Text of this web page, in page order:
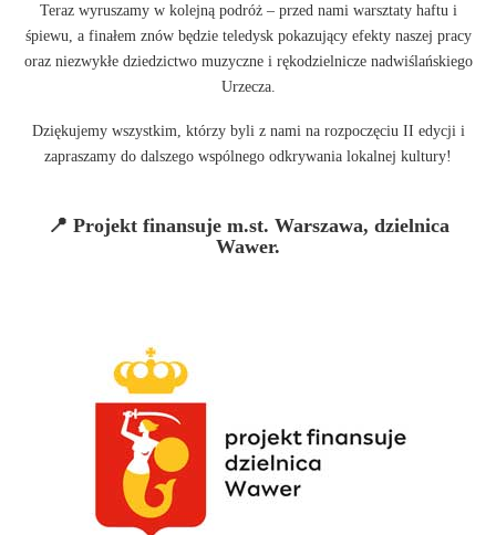
Teraz wyruszamy w kolejną podróż – przed nami warsztaty haftu i
śpiewu, a finałem znów będzie teledysk pokazujący efekty naszej pracy
oraz niezwykłe dziedzictwo muzyczne i rękodzielnicze nadwiślańskiego
Urzecza.
Dziękujemy wszystkim, którzy byli z nami na rozpoczęciu II edycji i
zapraszamy do dalszego wspólnego odkrywania lokalnej kultury!
📍 Projekt finansuje m.st. Warszawa, dzielnica
Wawer.